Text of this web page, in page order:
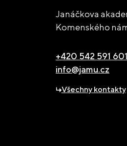
Janáčkova
Komenského
+420 542 591 601
info@jamu.cz
Všechny kontakty